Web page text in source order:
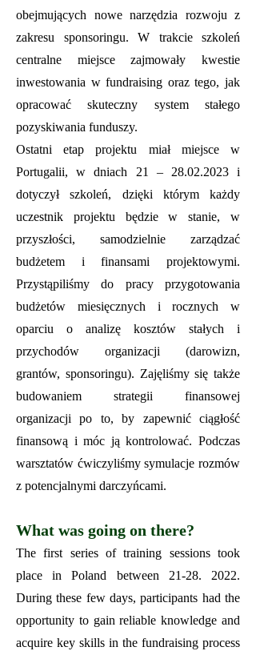
obejmujących nowe narzędzia rozwoju z
zakresu sponsoringu. W trakcie szkoleń
centralne miejsce zajmowały kwestie
inwestowania w fundraising oraz tego, jak
opracować skuteczny system stałego
pozyskiwania funduszy.
Ostatni etap projektu miał miejsce w
Portugalii, w dniach 21 – 28.02.2023i
dotyczył szkoleń, dzięki którym każdy
uczestnik projektu będzie w stanie, w
przyszłości, samodzielnie zarządzać
budżetem i finansami projektowymi.
Przystąpiliśmy do pracy przygotowania
budżetów miesięcznych i rocznych w
oparciu o analizę kosztów stałych i
przychodów organizacji (darowizn,
grantów, sponsoringu). Zajęliśmy się także
budowaniem strategii finansowej
organizacji po to, by zapewnić ciągłość
finansową i móc ją kontrolować. Podczas
warsztatów ćwiczyliśmy symulacje rozmów
z potencjalnymi darczyńcami.
What was going on there?
The first series of training sessions took
place in Poland between 21-28. 2022.
During these few days, participants had the
opportunity to gain reliable knowledge and
acquire key skills in the fundraising process